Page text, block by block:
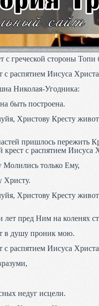
с греческой стороны Топи
распятием Иисуса
Николая-Угодника:
быть построена.
Христову Кресту
пришлось пережить
крест с распятием Иисуса
Молились только Ему,
Христу.
Христову Кресту
лет пред Ним на коленях
в душу проник мою.
распятием Иисуса
недуг исцели.